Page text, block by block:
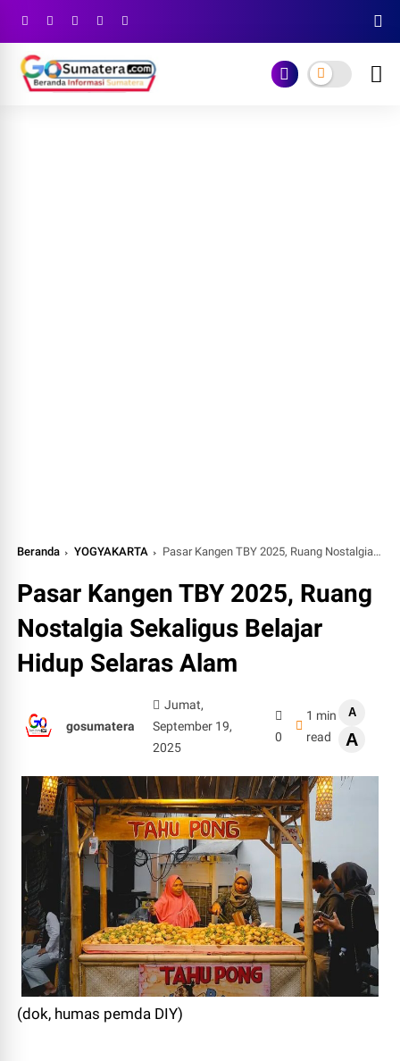
Beranda YOGYAKARTA Pasar Kangen TBY 2025, Ruang Nostalgia Sekaligus Belajar Hidup Selaras Alam
Pasar Kangen TBY 2025, Ruang
Nostalgia Sekaligus Belajar
Hidup Selaras Alam
gosumatera
Jumat,
September 19,
2025
0
1 min
read
A
A
(dok, humas pemda DIY)